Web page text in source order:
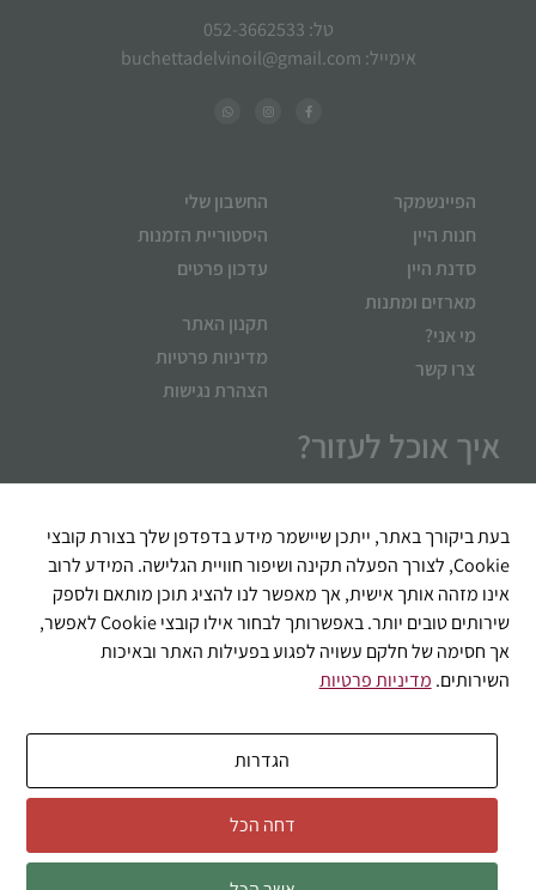
טל: 052-3662533
אימייל: buchettadelvinoil@gmail.com
הפיינשמקר
חנות היין
סדנת היין
מארזים ומתנות
מי אני?
צרו קשר
החשבון שלי
היסטוריית הזמנות
עדכון פרטים
תקנון האתר
מדיניות פרטיות
הצהרת נגישות
איך אוכל לעזור?
שליחה
בעת ביקורך באתר, ייתכן שיישמר מידע בדפדפן שלך בצורת קובצי
Cookie, לצורך הפעלה תקינה ושיפור חוויית הגלישה. המידע לרוב
אינו מזהה אותך אישית, אך מאפשר לנו להציג תוכן מותאם ולספק
שירותים טובים יותר. באפשרותך לבחור אילו קובצי Cookie לאפשר,
אך חסימה של חלקם עשויה לפגוע בפעילות האתר ובאיכות
השירותים. מדיניות פרטיות
הגדרות
דחה הכל